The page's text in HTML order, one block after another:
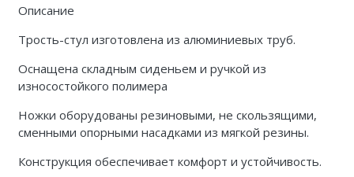
Описание
Трость-стул изготовлена из алюминиевых труб.
Оснащена складным сиденьем и ручкой из
износостойкого полимера
Ножки оборудованы резиновыми, не скользящими,
сменными опорными насадками из мягкой резины.
Конструкция обеспечивает комфорт и устойчивость.